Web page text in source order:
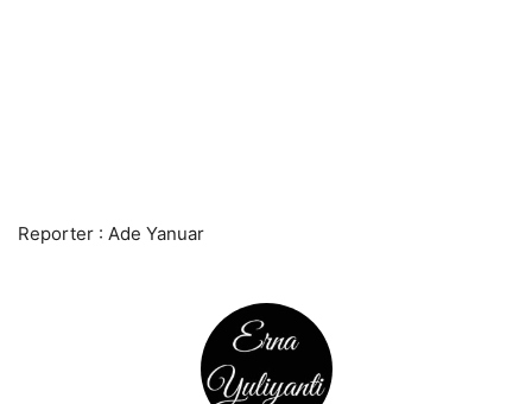
Reporter : Ade Yanuar